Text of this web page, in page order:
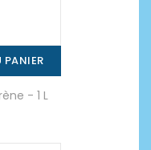
PANIER
- 1 L